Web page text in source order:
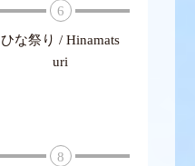
6
ひな祭り / Hinamats
uri
8